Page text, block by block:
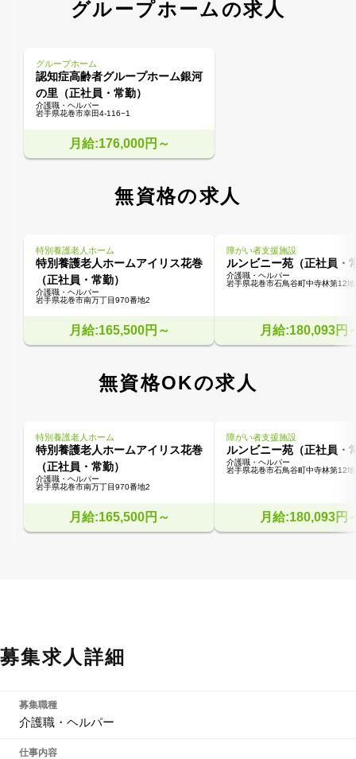
グループホームの求人
グループホーム
認知症高齢者グループホーム銀河
の里（正社員・常勤）
介護職・ヘルパー
岩手県花巻市幸田4-116−1
月給:176,000円～
無資格の求人
特別養護老人ホーム
特別養護老人ホームアイリス花巻
（正社員・常勤）
介護職・ヘルパー
岩手県花巻市南万丁目970番地2
月給:165,500円～
障がい者支援施設
ルンビニー苑（正社員・
介護職・ヘルパー
岩手県花巻市石鳥谷町中寺林第12
月給:180,093円
無資格OKの求人
特別養護老人ホーム
特別養護老人ホームアイリス花巻
（正社員・常勤）
介護職・ヘルパー
岩手県花巻市南万丁目970番地2
月給:165,500円～
障がい者支援施設
ルンビニー苑（正社員・
介護職・ヘルパー
岩手県花巻市石鳥谷町中寺林第12
月給:180,093円
募集求人詳細
募集職種
介護職・ヘルパー
仕事内容